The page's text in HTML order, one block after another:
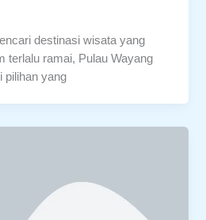
destinasi wisata yang
terlalu ramai, Pulau Wayang
pilihan yang